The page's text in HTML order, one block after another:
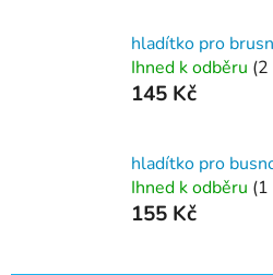
hladítko pro
Ihned k odběru (2
145 Kč
hladítko pro
Ihned k odběru (1
155 Kč